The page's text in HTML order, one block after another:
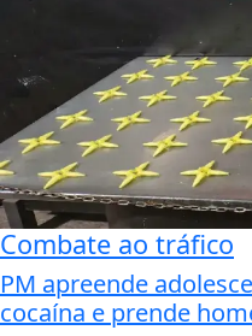
Combate ao tráfico
PM apreende
cocaína e prende